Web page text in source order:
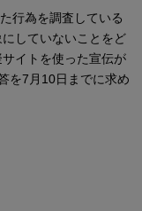
行為を調査している
していないことをど
イトを使った宣伝が
を7月10日までに求め